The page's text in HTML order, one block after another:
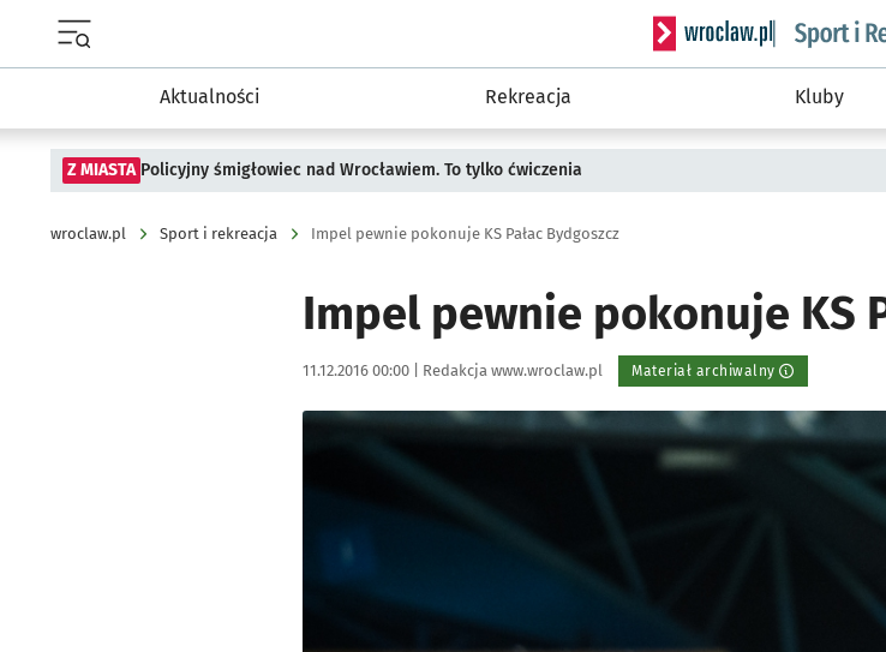
Serwis informacyjny
Aktualności Rekreacja Kluby
Z MIASTA Policyjny śmigłowiec nad Wrocławiem. To tylko ćwiczenia
wroclaw.pl Sport i rekreacja Impel pewnie pokonuje KS Pałac Bydgoszcz
Impel pewnie pokonuje KS
Data publikacji:
11.12.2016 00:00 | Autor:
Redakcja www.wroclaw.pl Materiał archiwalny
Kliknij, aby powiększyć